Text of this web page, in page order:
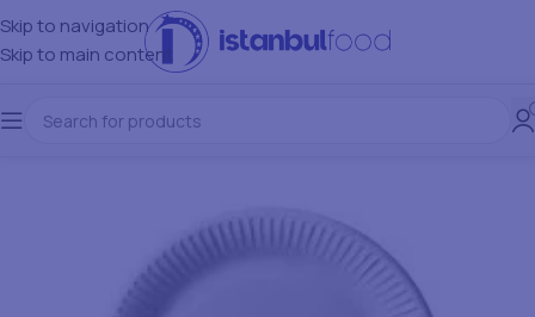
Skip to navigation
Skip to main content